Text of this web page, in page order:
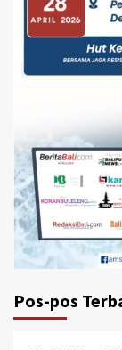
Pos-pos